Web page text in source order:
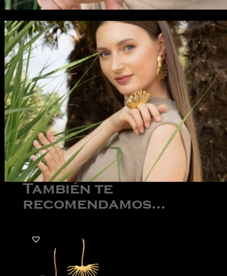
También te
recomendamos…